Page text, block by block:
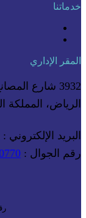
خدماتنا
المقر الإداري
3932 شارع المصانع، حي الحمراء
الرياض، المملكة
البريد الإلكتروني :
رقم الجوال :